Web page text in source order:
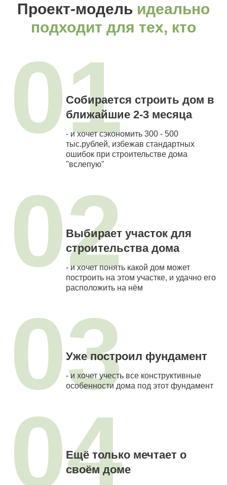
Проект-модель идеально
подходит для тех, кто
Собирается строить дом в
ближайшие 2-3 месяца
- и хочет сэкономить 300 - 500
тыс.рублей, избежав стандартных
ошибок при строительстве дома
"вслепую"
01
Выбирает участок для
строительства дома
- и хочет понять какой дом может
построить на этом участке, и удачно его
расположить на нём
02
Уже построил фундамент
- и хочет учесть все конструктивные
особенности дома под этот фундамент
03
Ещё только мечтает о
своём доме
04